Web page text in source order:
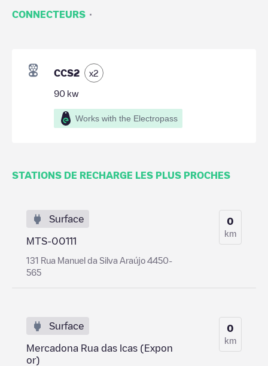
CONNECTEURS ·
CCS2 x2
90 kw
Works with the Electropass
STATIONS DE RECHARGE LES PLUS PROCHES
Surface
MTS-00111
131 Rua Manuel da Silva Araújo 4450-
565
0
km
Surface
Mercadona Rua das Icas (Expon
or)
0
km